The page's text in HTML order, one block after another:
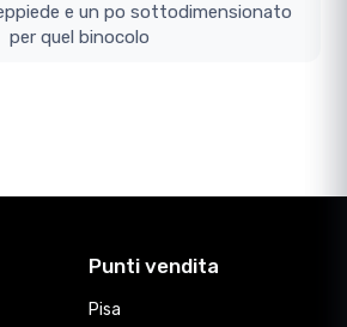
e un po sottodimensionato
per quel binocolo
Punti vendita
Pisa